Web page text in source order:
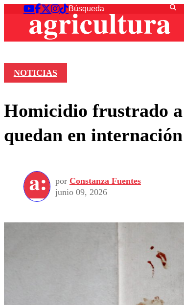
NOTICIAS
Homicidio frustrado
quedan en
por Constanza Fuentes
junio 09, 2026